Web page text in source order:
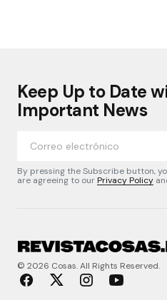
Keep Up to Date
Important News
By pressing the Subscribe button,
are agreeing to ourPrivacy Policy
© 2026 Cosas. All Rights Reserved.